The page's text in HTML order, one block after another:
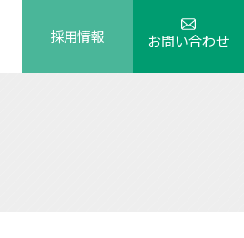
採用情報 お問い合わせ